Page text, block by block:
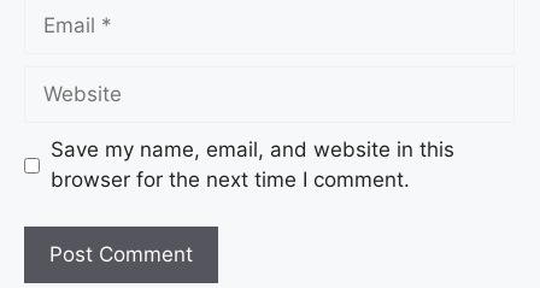
Save my name, email, and website in this
browser for the next time I comment.